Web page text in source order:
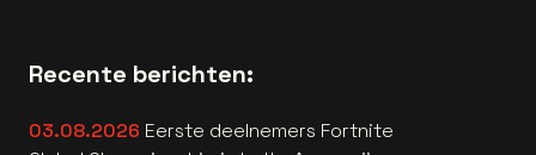
Recente berichten:
03.08.2026 Eerste deelnemers Fortnite